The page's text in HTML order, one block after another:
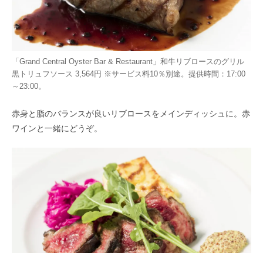
「Grand Central Oyster Bar & Restaurant」和牛リブロースのグリル
黒トリュフソース 3,564円 ※サービス料10％別途。提供時間：17:00
～23:00。
赤身と脂のバランスが良いリブロースをメインディッシュに。赤
ワインと一緒にどうぞ。